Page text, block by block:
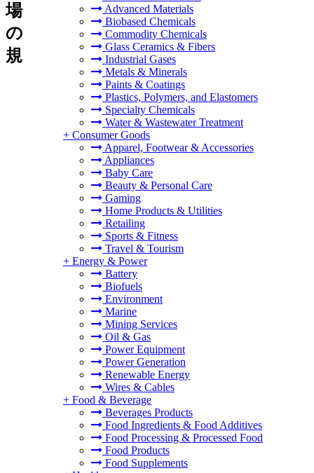
Advanced Materials
Biobased Chemicals
Commodity Chemicals
Glass Ceramics & Fibers
Industrial Gases
Metals & Minerals
Paints & Coatings
Plastics, Polymers, and Elastomers
Specialty Chemicals
Water & Wastewater Treatment
+ Consumer Goods
Apparel, Footwear & Accessories
Appliances
Baby Care
Beauty & Personal Care
Gaming
Home Products & Utilities
Retailing
Sports & Fitness
Travel & Tourism
+ Energy & Power
Battery
Biofuels
Environment
Marine
Mining Services
Oil & Gas
Power Equipment
Power Generation
Renewable Energy
Wires & Cables
+ Food & Beverage
Beverages Products
Food Ingredients & Food Additives
Food Processing & Processed Food
Food Products
Food Supplements
場
の
規